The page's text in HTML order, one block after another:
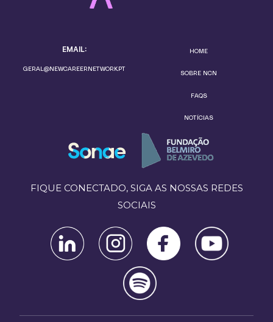
EMAIL:
GERAL@NEWCAREERNETWORK.PT
HOME
SOBRE NCN
FAQS
NOTÍCIAS
FIQUE CONECTADO, SIGA AS NOSSAS REDES
SOCIAIS